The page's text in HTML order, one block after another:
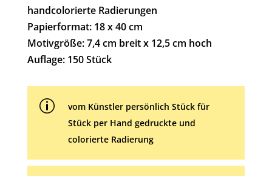
n
a
t
i
e
handcolorierte Radierungen
Papierformat: 18 x 40 cm
Motivgröße: 7,4 cm breit x 12,5 cm hoch
Auflage: 150 Stück
p
vom Künstler persönlich Stück für
Stück per Hand gedruckte und
colorierte Radierung